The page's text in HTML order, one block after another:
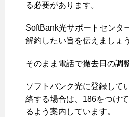
る必要があります。
SoftBank光サポートセンタ
解約したい旨を伝えましょう
そのまま電話で撤去日の調
ソフトバンク光に登録して
絡する場合は、186をつけ
るよう案内しています。